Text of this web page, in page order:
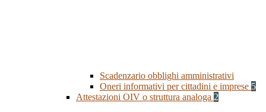
Scadenzario obblighi amministrativi
Oneri informativi per cittadini e imprese 5
Attestazioni OIV o struttura analoga 2